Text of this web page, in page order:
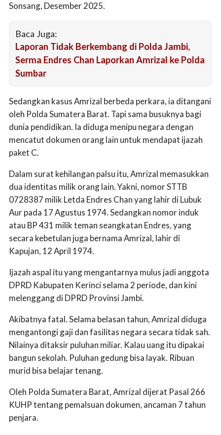
Sonsang, Desember 2025.
Baca Juga:
Laporan Tidak Berkembang di Polda Jambi,
Serma Endres Chan Laporkan Amrizal ke Polda
Sumbar
Sedangkan kasus Amrizal berbeda perkara, ia ditangani
oleh Polda Sumatera Barat. Tapi sama busuknya bagi
dunia pendidikan. Ia diduga menipu negara dengan
mencatut dokumen orang lain untuk mendapat ijazah
paket C.
Dalam surat kehilangan palsu itu, Amrizal memasukkan
dua identitas milik orang lain. Yakni, nomor STTB
0728387 milik Letda Endres Chan yang lahir di Lubuk
Aur pada 17 Agustus 1974. Sedangkan nomor induk
atau BP 431 milik teman seangkatan Endres, yang
secara kebetulan juga bernama Amrizal, lahir di
Kapujan, 12 April 1974.
Ijazah aspal itu yang mengantarnya mulus jadi anggota
DPRD Kabupaten Kerinci selama 2 periode, dan kini
melenggang di DPRD Provinsi Jambi.
Akibatnya fatal. Selama belasan tahun, Amrizal diduga
mengantongi gaji dan fasilitas negara secara tidak sah.
Nilainya ditaksir puluhan miliar. Kalau uang itu dipakai
bangun sekolah. Puluhan gedung bisa layak. Ribuan
murid bisa belajar tenang.
Oleh Polda Sumatera Barat, Amrizal dijerat Pasal 266
KUHP tentang pemalsuan dokumen, ancaman 7 tahun
penjara.